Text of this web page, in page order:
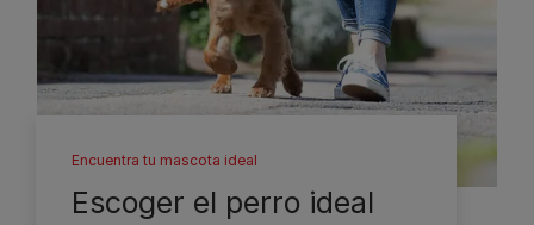
Encuentra tu mascota ideal
Escoger el perro ideal